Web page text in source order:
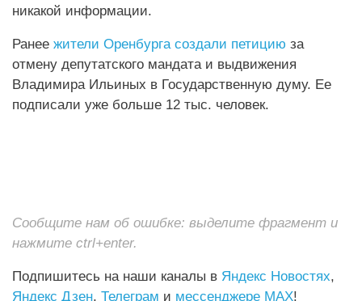
никакой информации.
Ранее жители Оренбурга создали петицию за
отмену депутатского мандата и выдвижения
Владимира Ильиных в Государственную думу. Ее
подписали уже больше 12 тыс. человек.
Сообщите нам об ошибке: выделите фрагмент и
нажмите ctrl+enter.
Подпишитесь на наши каналы в Яндекс Новостях,
Яндекс Дзен, Телеграм и мессенджере MAX!